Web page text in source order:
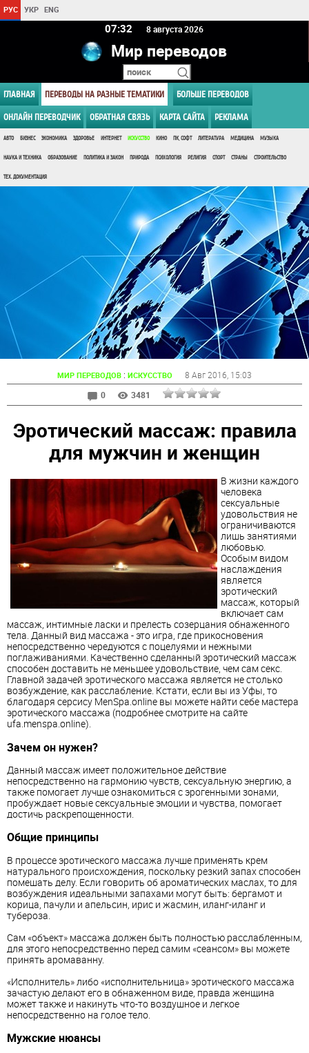
РУС УКР ENG
07:32 8 августа 2026
Мир переводов
ГЛАВНАЯ ПЕРЕВОДЫ НА РАЗНЫЕ ТЕМАТИКИ БОЛЬШЕ ПЕРЕВОДОВ
ОНЛАЙН ПЕРЕВОДЧИК ОБРАТНАЯ СВЯЗЬ КАРТА САЙТА РЕКЛАМА
АВТО БИЗНЕС ЭКОНОМИКА ЗДОРОВЬЕ ИНТЕРНЕТ ИСКУССТВО КИНО ПК, СОФТ ЛИТЕРАТУРА МЕДИЦИНА МУЗЫКА
НАУКА И ТЕХНИКА ОБРАЗОВАНИЕ ПОЛИТИКА И ЗАКОН ПРИРОДА ПСИХОЛОГИЯ РЕЛИГИЯ СПОРТ СТРАНЫ СТРОИТЕЛЬСТВО
ТЕХ. ДОКУМЕНТАЦИЯ
МИР ПЕРЕВОДОВ : ИСКУССТВО 8 Авг 2016 , 15:03
0
3481
Эротический массаж: правила
для мужчин и женщин
В жизни каждого
человека
сексуальные
удовольствия не
ограничиваются
лишь занятиями
любовью.
Особым видом
наслаждения
является
эротический
массаж, который
включает сам
массаж, интимные ласки и прелесть созерцания обнаженного
тела. Данный вид массажа - это игра, где прикосновения
непосредственно чередуются с поцелуями и нежными
поглаживаниями. Качественно сделанный эротический массаж
способен доставить не меньшее удовольствие, чем сам секс.
Главной задачей эротического массажа является не столько
возбуждение, как расслабление. Кстати, если вы из Уфы, то
благодаря серсису MenSpa.online вы можете найти себе мастера
эротического массажа (подробнее смотрите на сайте
ufa.menspa.online).
Зачем он нужен?
Данный массаж имеет положительное действие
непосредственно на гармонию чувств, сексуальную энергию, а
также помогает лучше ознакомиться с эрогенными зонами,
пробуждает новые сексуальные эмоции и чувства, помогает
достичь раскрепощенности.
Общие принципы
В процессе эротического массажа лучше применять крем
натурального происхождения, поскольку резкий запах способен
помешать делу. Если говорить об ароматических маслах, то для
возбуждения идеальными запахами могут быть: бергамот и
корица, пачули и апельсин, ирис и жасмин, иланг-иланг и
тубероза.
Сам «объект» массажа должен быть полностью расслабленным,
для этого непосредственно перед самим «сеансом» вы можете
принять аромаванну.
«Исполнитель» либо «исполнительница» эротического массажа
зачастую делают его в обнаженном виде, правда женщина
может также и накинуть что-то воздушное и легкое
непосредственно на голое тело.
Мужские нюансы